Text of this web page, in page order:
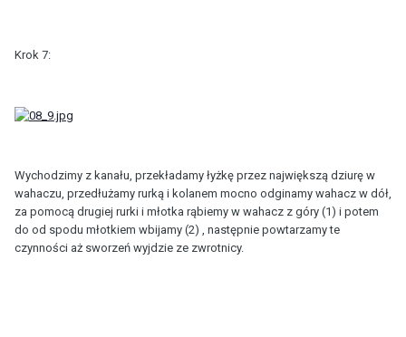
Krok 7:
Wychodzimy z kanału, przekładamy łyżkę przez największą dziurę w
wahaczu, przedłużamy rurką i kolanem mocno odginamy wahacz w dół,
za pomocą drugiej rurki i młotka rąbiemy w wahacz z góry (1) i potem
do od spodu młotkiem wbijamy (2) , następnie powtarzamy te
czynności aż sworzeń wyjdzie ze zwrotnicy.